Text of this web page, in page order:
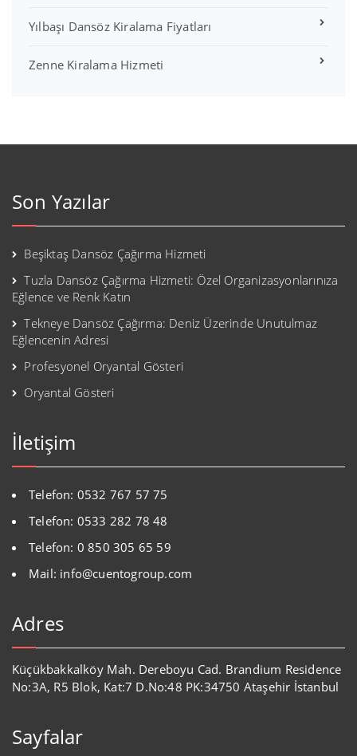
Yılbaşı Dansöz Kiralama Fiyatları
Zenne Kiralama Hizmeti
Son Yazılar
Beşiktaş Dansöz Çağırma Hizmeti
Tuzla Dansöz Çağırma Hizmeti: Özel Organizasyonlarınıza
Eğlence ve Renk Katın
Tekneye Dansöz Çağırma: Deniz Üzerinde Unutulmaz
Eğlencenin Adresi
Profesyonel Oryantal Gösteri
Oryantal Gösteri
İletişim
Telefon: 0532 767 57 75
Telefon: 0533 282 78 48
Telefon: 0 850 305 65 59
Mail: info@cuentogroup.com
Adres
Küçükbakkalköy Mah. Dereboyu Cad. Brandium Residence
No:3A, R5 Blok, Kat:7 D.No:48 PK:34750 Ataşehir İstanbul
Sayfalar